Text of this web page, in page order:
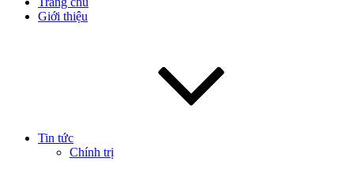
Giới thiệu
Tin tức
Chính trị